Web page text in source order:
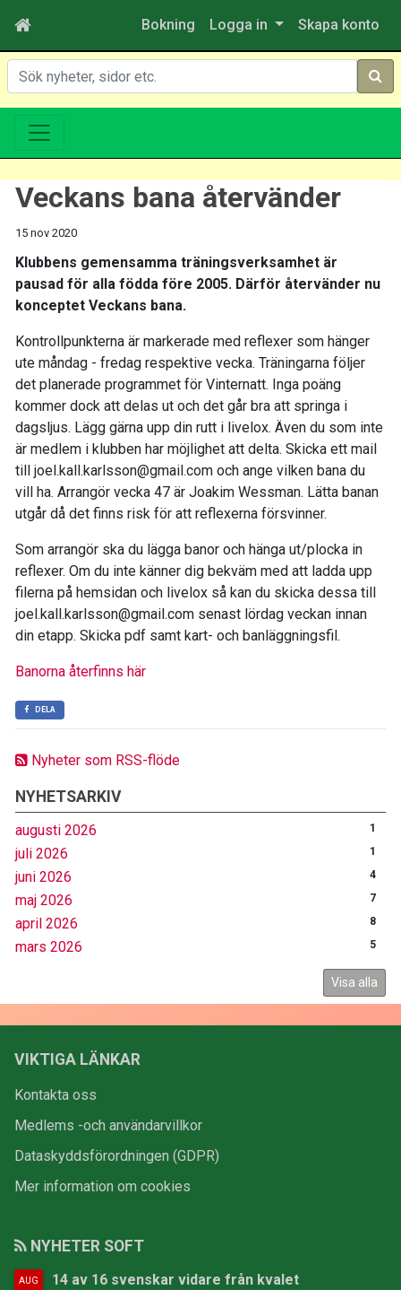
Bokning Logga in Skapa konto
Sök
Nyheter som RSS-flöde
NYHETSARKIV
augusti 2026 1
juli 2026 1
juni 2026 4
maj 2026 7
april 2026 8
mars 2026 5
Visa alla
Veckans bana återvänder
15 nov 2020
Klubbens gemensamma träningsverksamhet är
pausad för alla födda före 2005. Därför återvänder nu
konceptet Veckans bana.
Kontrollpunkterna är markerade med reflexer som hänger
ute måndag - fredag respektive vecka. Träningarna följer
det planerade programmet för Vinternatt. Inga poäng
kommer dock att delas ut och det går bra att springa i
dagsljus. Lägg gärna upp din rutt i livelox. Även du som inte
är medlem i klubben har möjlighet att delta. Skicka ett mail
till joel.kall.karlsson@gmail.com och ange vilken bana du
vill ha. Arrangör vecka 47 är Joakim Wessman. Lätta banan
utgår då det finns risk för att reflexerna försvinner.
Som arrangör ska du lägga banor och hänga ut/plocka in
reflexer. Om du inte känner dig bekväm med att ladda upp
filerna på hemsidan och livelox så kan du skicka dessa till
joel.kall.karlsson@gmail.com senast lördag veckan innan
din etapp. Skicka pdf samt kart- och banläggningsfil.
Banorna återfinns här
DELA
VIKTIGA LÄNKAR
Kontakta oss
Medlems -och användarvillkor
Dataskyddsförordningen (GDPR)
Mer information om cookies
NYHETER SOFT
AUG 14 av 16 svenskar vidare från kvalet